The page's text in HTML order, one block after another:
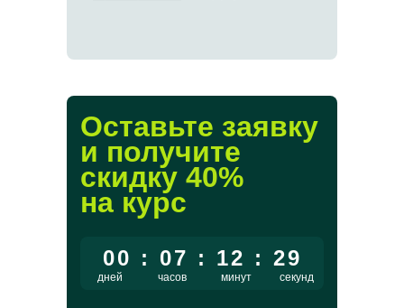
Оставьте заявку
и получите
скидку 40%
на курс
00 : 07 : 12 : 29
дней часов минут секунд